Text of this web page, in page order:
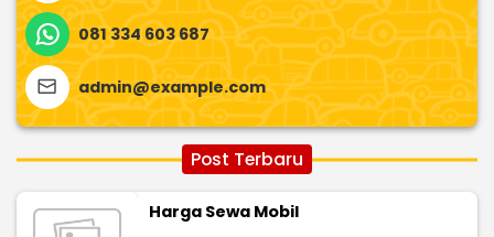
081 334 603 687
admin@example.com
Post Terbaru
Harga Sewa Mobil